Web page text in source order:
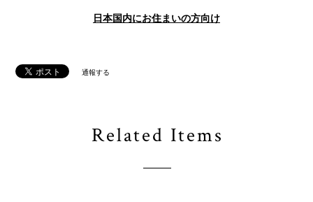
日本国内にお住まいの方向け
通報する
Related Items